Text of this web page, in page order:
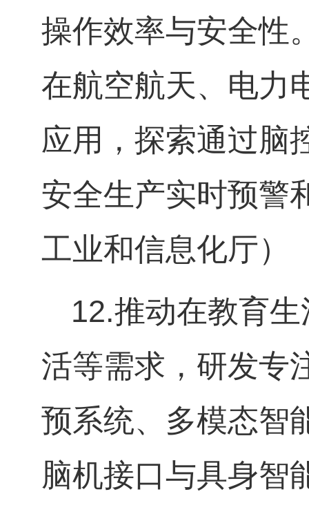
操作效率与安全性
在航空航天、电力
应用，探索通过脑
安全生产实时预警
工业和信息化厅）
12.推动在教育
活等需求，研发专
预系统、多模态智
脑机接口与具身智